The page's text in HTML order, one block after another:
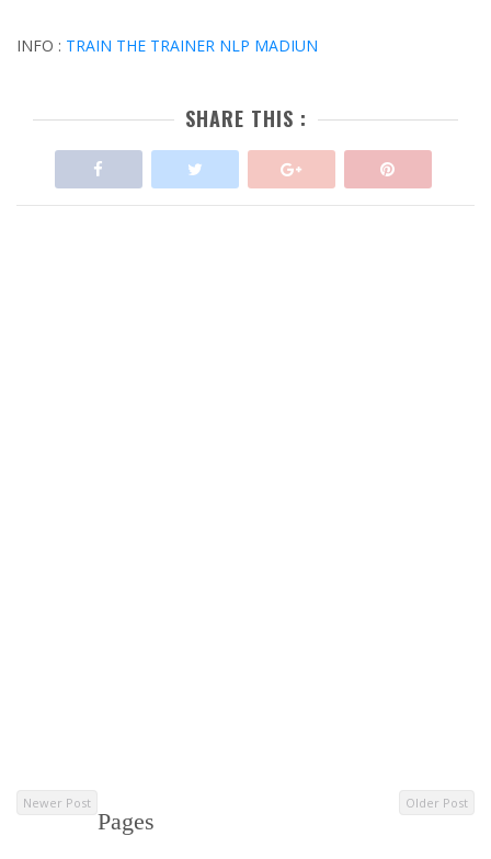
INFO : TRAIN THE TRAINER NLP MADIUN
SHARE THIS :
Newer Post Older Post
Pages